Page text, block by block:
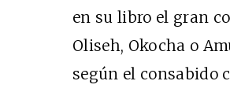
en su libro el gran
Oliseh, Okocha o
según el consabido